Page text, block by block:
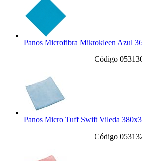
Panos Microfibra Mikrokleen Azul
Código
Panos Micro Tuff Swift Vileda
Código